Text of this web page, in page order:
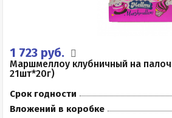
1 723 руб.
Маршмеллоу клубничный на
21шт*20г)
Срок годности
Вложений в коробке